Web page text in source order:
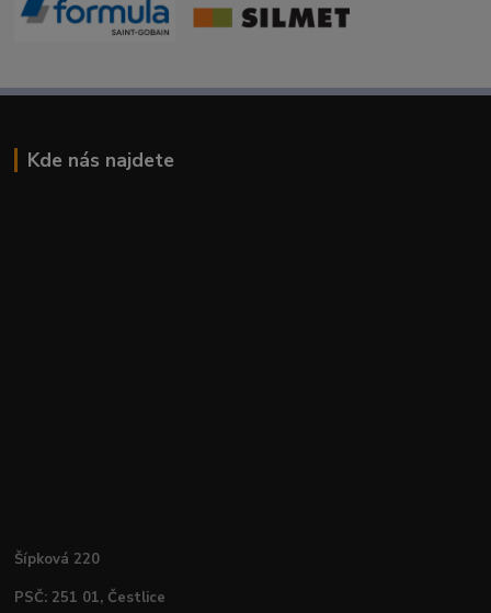
Kde nás najdete
Šípková 220
PSČ: 251 01, Čestlice